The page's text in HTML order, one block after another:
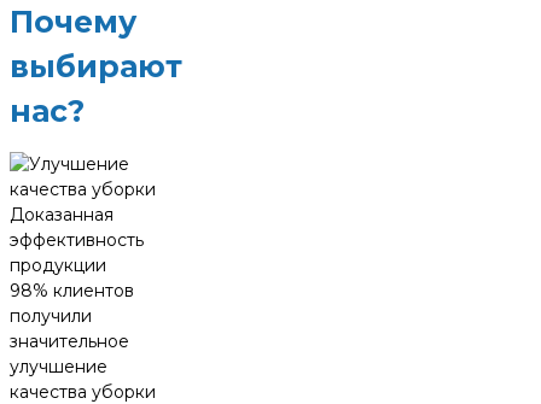
Почему
выбирают
нас?
Доказанная
эффективность
продукции
98% клиентов
получили
значительное
улучшение
качества уборки